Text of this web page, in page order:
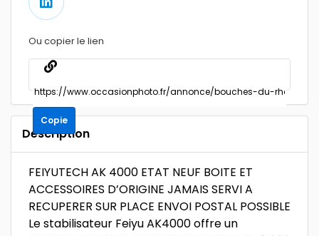
Ou copier le lien
Copie
Description
FEIYUTECH AK 4000 ETAT NEUF BOITE ET
ACCESSOIRES D’ORIGINE JAMAIS SERVI A
RECUPERER SUR PLACE ENVOI POSTAL POSSIBLE
Le stabilisateur Feiyu AK4000 offre un